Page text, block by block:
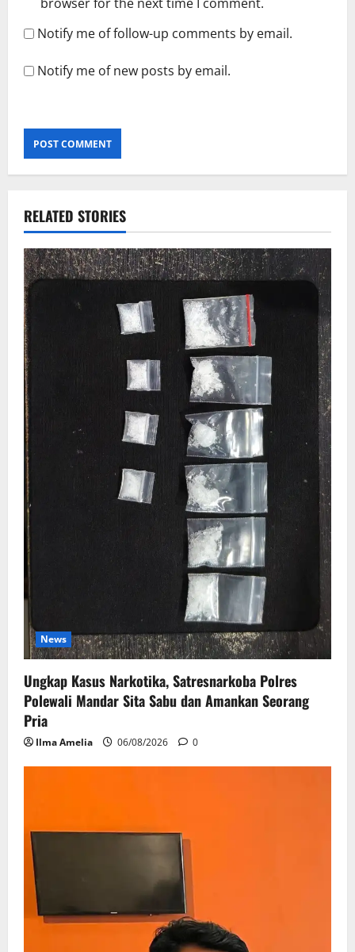
Notify me of follow-up comments by email.
Notify me of new posts by email.
RELATED STORIES
News
Ungkap Kasus Narkotika, Satresnarkoba Polres
Polewali Mandar Sita Sabu dan Amankan Seorang
Pria
Ilma Amelia 06/08/2026 0